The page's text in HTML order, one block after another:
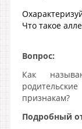
Что такое
Вопрос:
Как
признакам?
Подробный